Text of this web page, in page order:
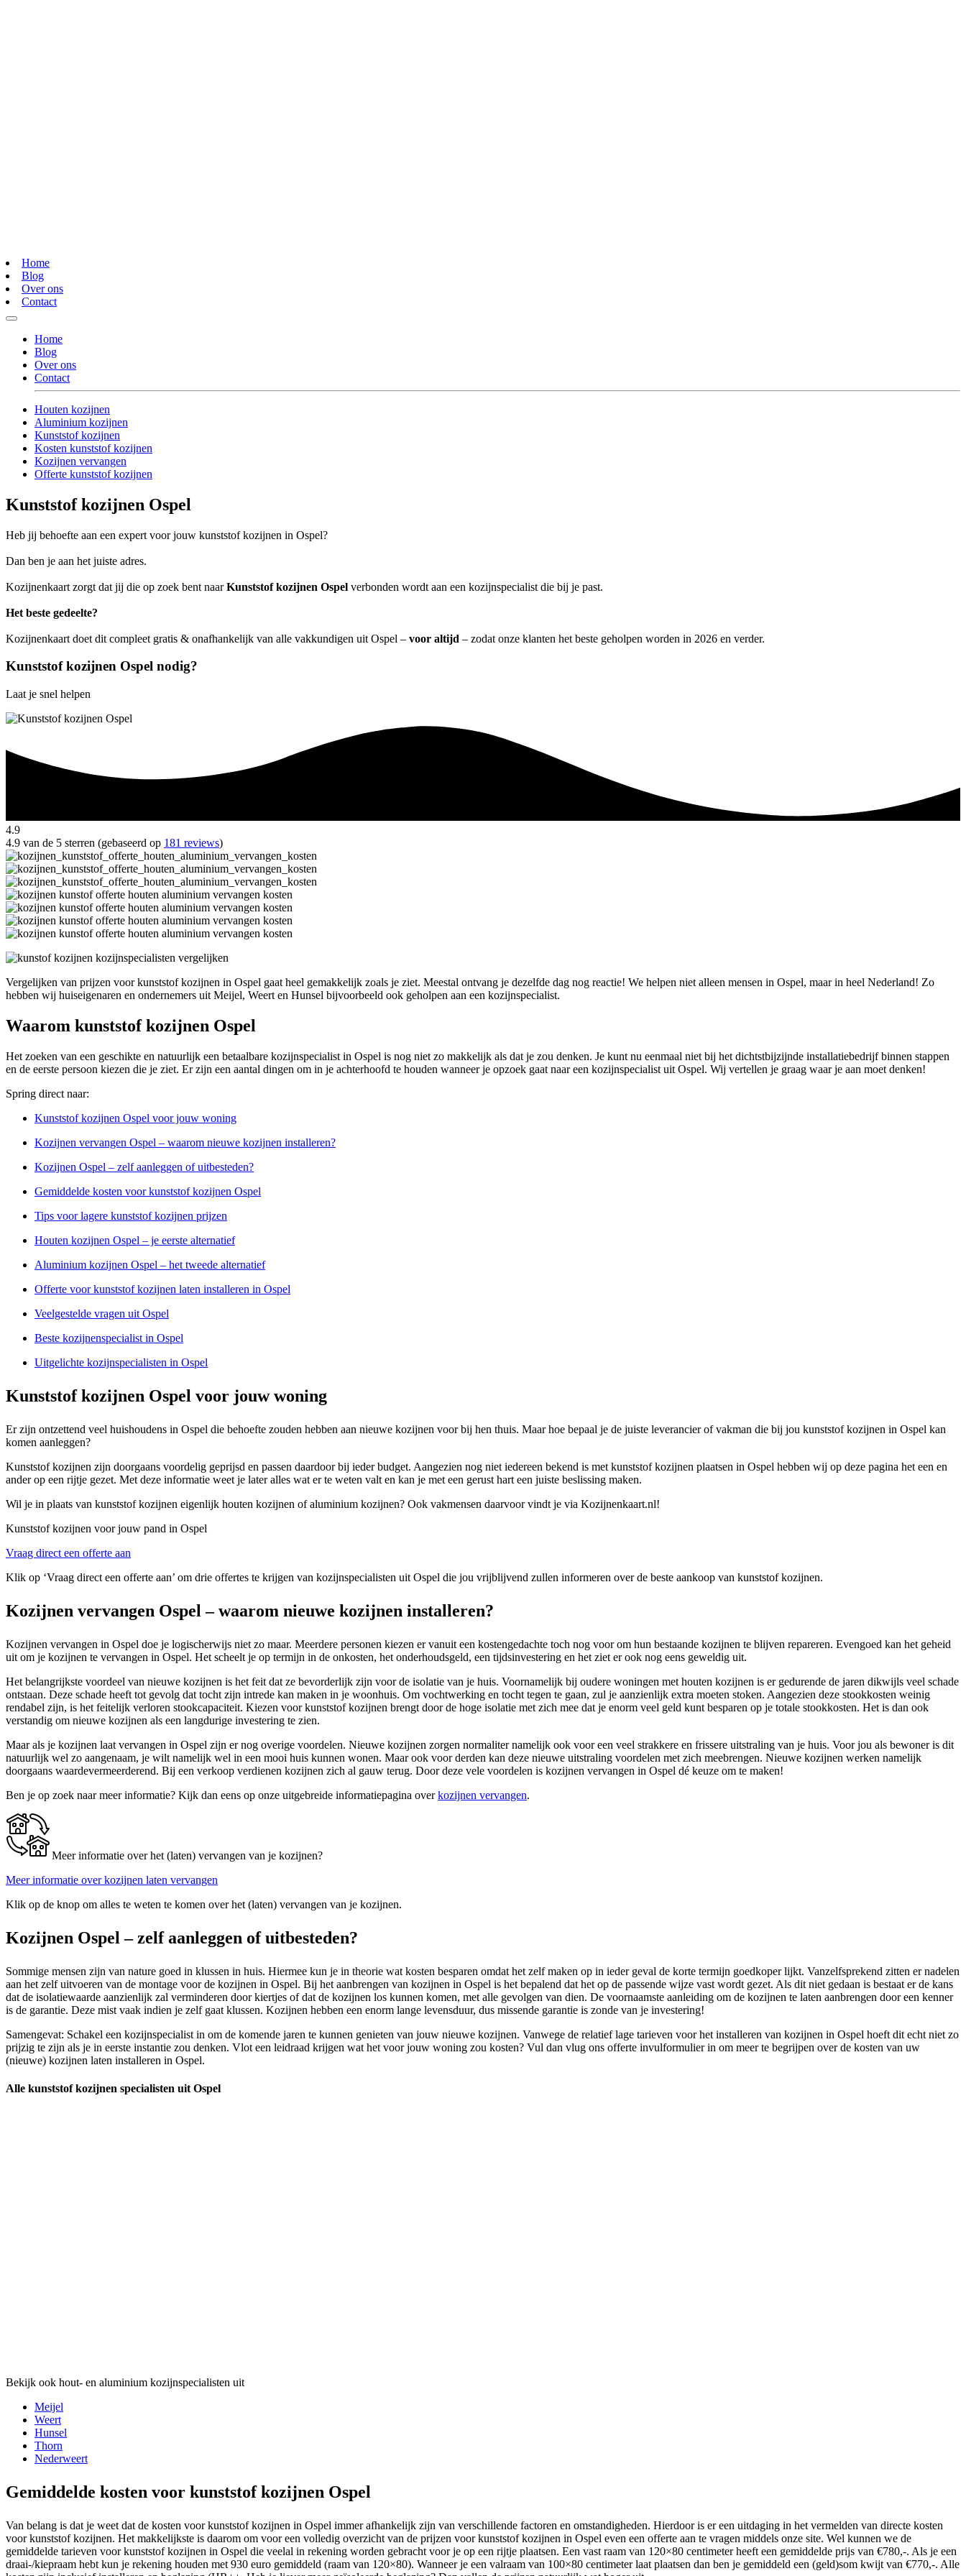
Home
Blog
Over ons
Contact
Home
Blog
Over ons
Contact
Houten kozijnen
Aluminium kozijnen
Kunststof kozijnen
Kosten kunststof kozijnen
Kozijnen vervangen
Offerte kunststof kozijnen
Kunststof kozijnen Ospel
Heb jij behoefte aan een expert voor jouw kunststof kozijnen in Ospel?
Dan ben je aan het juiste adres.
Kozijnenkaart zorgt dat jij die op zoek bent naarKunststof kozijnen Ospel verbonden wordt aan een kozijnspecialist die bij je past.
Het beste gedeelte?
Kozijnenkaart doet dit compleet gratis & onafhankelijk van alle vakkundigen uit Ospel – voor altijd – zodat onze klanten het beste geholpen worden in 2026 en verder.
Kunststof kozijnen Ospel nodig?
Laat je snel helpen
4.9
4.9 van de 5 sterren (gebaseerd op 181 reviews)
Vergelijken van prijzen voor kunststof kozijnen in Ospel gaat heel gemakkelijk zoals je ziet. Meestal ontvang je dezelfde dag nog reactie! We helpen niet alleen mensen in Ospel, maar in heel Nederland! Zo
hebben wij huiseigenaren en ondernemers uit Meijel, Weert en Hunsel bijvoorbeeld ook geholpen aan een kozijnspecialist.
Waarom kunststof kozijnen Ospel
Het zoeken van een geschikte en natuurlijk een betaalbare kozijnspecialist in Ospel is nog niet zo makkelijk als dat je zou denken. Je kunt nu eenmaal niet bij het dichtstbijzijnde installatiebedrijf binnen stappen
en de eerste persoon kiezen die je ziet. Er zijn een aantal dingen om in je achterhoofd te houden wanneer je opzoek gaat naar een kozijnspecialist uit Ospel. Wij vertellen je graag waar je aan moet denken!
Spring direct naar:
Kunststof kozijnen Ospel voor jouw woning
Kozijnen vervangen Ospel – waarom nieuwe kozijnen installeren?
Kozijnen Ospel – zelf aanleggen of uitbesteden?
Gemiddelde kosten voor kunststof kozijnen Ospel
Tips voor lagere kunststof kozijnen prijzen
Houten kozijnen Ospel – je eerste alternatief
Aluminium kozijnen Ospel – het tweede alternatief
Offerte voor kunststof kozijnen laten installeren in Ospel
Veelgestelde vragen uit Ospel
Beste kozijnenspecialist in Ospel
Uitgelichte kozijnspecialisten in Ospel
Kunststof kozijnen Ospel voor jouw woning
Er zijn ontzettend veel huishoudens in Ospel die behoefte zouden hebben aan nieuwe kozijnen voor bij hen thuis. Maar hoe bepaal je de juiste leverancier of vakman die bij jou kunststof kozijnen in Ospel kan
komen aanleggen?
Kunststof kozijnen zijn doorgaans voordelig geprijsd en passen daardoor bij ieder budget. Aangezien nog niet iedereen bekend is met kunststof kozijnen plaatsen in Ospel hebben wij op deze pagina het een en
ander op een rijtje gezet. Met deze informatie weet je later alles wat er te weten valt en kan je met een gerust hart een juiste beslissing maken.
Wil je in plaats van kunststof kozijnen eigenlijk houten kozijnen of aluminium kozijnen? Ook vakmensen daarvoor vindt je via Kozijnenkaart.nl!
Kunststof kozijnen voor jouw pand in Ospel
Vraag direct een offerte aan
Klik op ‘Vraag direct een offerte aan’ om drie offertes te krijgen van kozijnspecialisten uit Ospel die jou vrijblijvend zullen informeren over de beste aankoop van kunststof kozijnen.
Kozijnen vervangen Ospel – waarom nieuwe kozijnen installeren?
Kozijnen vervangen in Ospel doe je logischerwijs niet zo maar. Meerdere personen kiezen er vanuit een kostengedachte toch nog voor om hun bestaande kozijnen te blijven repareren. Evengoed kan het geheid
uit om je kozijnen te vervangen in Ospel. Het scheelt je op termijn in de onkosten, het onderhoudsgeld, een tijdsinvestering en het ziet er ook nog eens geweldig uit.
Het belangrijkste voordeel van nieuwe kozijnen is het feit dat ze bevorderlijk zijn voor de isolatie van je huis. Voornamelijk bij oudere woningen met houten kozijnen is er gedurende de jaren dikwijls veel schade
ontstaan. Deze schade heeft tot gevolg dat tocht zijn intrede kan maken in je woonhuis. Om vochtwerking en tocht tegen te gaan, zul je aanzienlijk extra moeten stoken. Aangezien deze stookkosten weinig
rendabel zijn, is het feitelijk verloren stookcapaciteit. Kiezen voor kunststof kozijnen brengt door de hoge isolatie met zich mee dat je enorm veel geld kunt besparen op je totale stookkosten. Het is dan ook
verstandig om nieuwe kozijnen als een langdurige investering te zien.
Maar als je kozijnen laat vervangen in Ospel zijn er nog overige voordelen. Nieuwe kozijnen zorgen normaliter namelijk ook voor een veel strakkere en frissere uitstraling van je huis. Voor jou als bewoner is dit
natuurlijk wel zo aangenaam, je wilt namelijk wel in een mooi huis kunnen wonen. Maar ook voor derden kan deze nieuwe uitstraling voordelen met zich meebrengen. Nieuwe kozijnen werken namelijk
doorgaans waardevermeerderend. Bij een verkoop verdienen kozijnen zich al gauw terug. Door deze vele voordelen is kozijnen vervangen in Ospel dé keuze om te maken!
Ben je op zoek naar meer informatie? Kijk dan eens op onze uitgebreide informatiepagina overkozijnen vervangen.
Meer informatie over het (laten) vervangen van je kozijnen?
Meer informatie over kozijnen laten vervangen
Klik op de knop om alles te weten te komen over het (laten) vervangen van je kozijnen.
Kozijnen Ospel – zelf aanleggen of uitbesteden?
Sommige mensen zijn van nature goed in klussen in huis. Hiermee kun je in theorie wat kosten besparen omdat het zelf maken op in ieder geval de korte termijn goedkoper lijkt. Vanzelfsprekend zitten er nadelen
aan het zelf uitvoeren van de montage voor de kozijnen in Ospel. Bij het aanbrengen van kozijnen in Ospel is het bepalend dat het op de passende wijze vast wordt gezet. Als dit niet gedaan is bestaat er de kans
dat de isolatiewaarde aanzienlijk zal verminderen door kiertjes of dat de kozijnen los kunnen komen, met alle gevolgen van dien. De voornaamste aanleiding om de kozijnen te laten aanbrengen door een kenner
is de garantie. Deze mist vaak indien je zelf gaat klussen. Kozijnen hebben een enorm lange levensduur, dus missende garantie is zonde van je investering!
Samengevat: Schakel een kozijnspecialist in om de komende jaren te kunnen genieten van jouw nieuwe kozijnen. Vanwege de relatief lage tarieven voor het installeren van kozijnen in Ospel hoeft dit echt niet zo
prijzig te zijn als je in eerste instantie zou denken. Vlot een leidraad krijgen wat het voor jouw woning zou kosten? Vul dan vlug ons offerte invulformulier in om meer te begrijpen over de kosten van uw
(nieuwe) kozijnen laten installeren in Ospel.
Alle kunststof kozijnen specialisten uit Ospel
Bekijk ook hout- en aluminium kozijnspecialisten uit
Meijel
Weert
Hunsel
Thorn
Nederweert
Gemiddelde kosten voor kunststof kozijnen Ospel
Van belang is dat je weet dat de kosten voor kunststof kozijnen in Ospel immer afhankelijk zijn van verschillende factoren en omstandigheden. Hierdoor is er een uitdaging in het vermelden van directe kosten
voor kunststof kozijnen. Het makkelijkste is daarom om voor een volledig overzicht van de prijzen voor kunststof kozijnen in Ospel even een offerte aan te vragen middels onze site. Wel kunnen we de
gemiddelde tarieven voor kunststof kozijnen in Ospel die veelal in rekening worden gebracht voor je op een rijtje plaatsen. Een vast raam van 120×80 centimeter heeft een gemiddelde prijs van €780,-. Als je een
draai-/kiepraam hebt kun je rekening houden met 930 euro gemiddeld (raam van 120×80). Wanneer je een valraam van 100×80 centimeter laat plaatsen dan ben je gemiddeld een (geld)som kwijt van €770,-. Alle